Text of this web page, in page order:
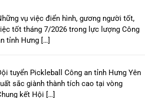
vụ việc điển hình, gương người tốt,
tốt tháng 7/2026 trong lực lượng Công
tỉnh Hưng […]
tuyển Pickleball Công an tỉnh Hưng Yên
sắc giành thành tích cao tại vòng
kết Hội […]